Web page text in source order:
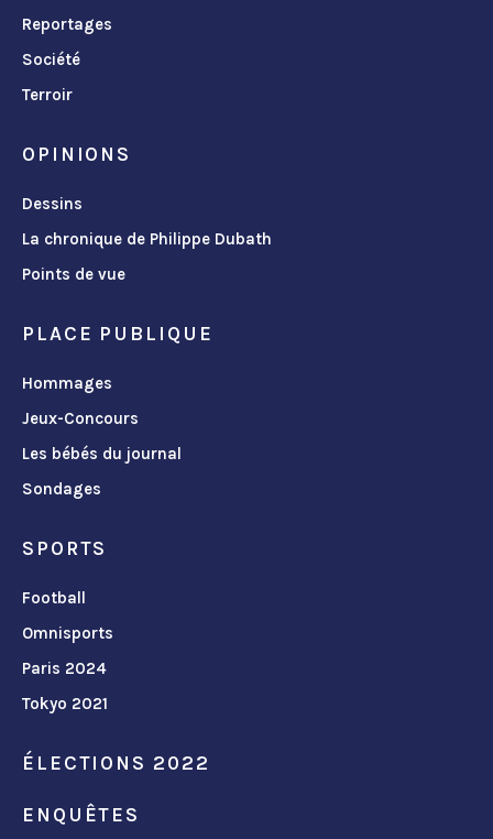
Reportages
Société
Terroir
OPINIONS
Dessins
La chronique de Philippe Dubath
Points de vue
PLACE PUBLIQUE
Hommages
Jeux-Concours
Les bébés du journal
Sondages
SPORTS
Football
Omnisports
Paris 2024
Tokyo 2021
ÉLECTIONS 2022
ENQUÊTES